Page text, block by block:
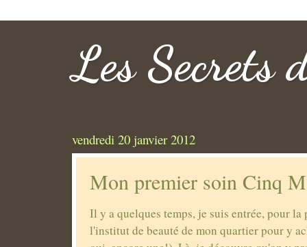
Les Secrets
vendredi 20 janvier 2012
Mon premier soin Cinq
Il y a quelques temps, je suis entrée, pour la
l'institut de beauté de mon quartier pour y